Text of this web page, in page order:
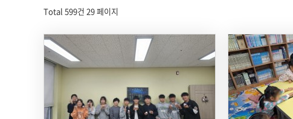
Total 599건 29 페이지